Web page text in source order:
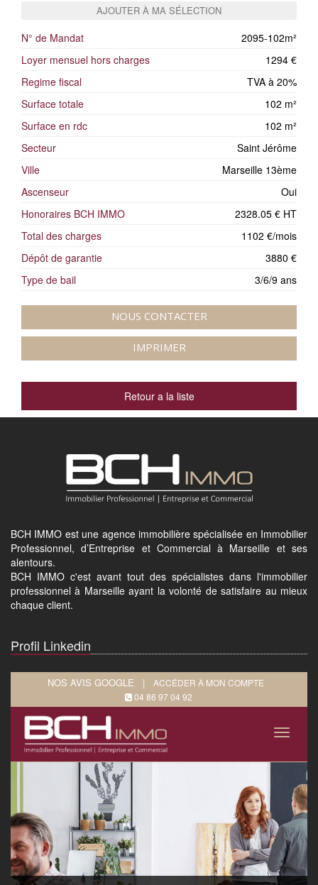
AJOUTER À MA SÉLECTION
N° de Mandat
2095-102m²
Loyer mensuel hors charges
1294 €
Regime fiscal
TVA à 20%
Surface totale
102 m²
Surface en rdc
102 m²
Secteur
Saint Jérôme
Ville
Marseille 13ème
Ascenseur
Oui
Honoraires BCH IMMO
2328.05 € HT
Total des charges
1102 €/mois
Dépôt de garantie
3880 €
Type de bail
3/6/9 ans
NOUS CONTACTER
IMPRIMER
Retour a la liste
BCH IMMO est une agence immobilière spécialisée en Immobilier
Professionnel, d’Entreprise et Commercial à Marseille et ses
alentours.
BCH IMMO c'est avant tout des spécialistes dans l'immobilier
professionnel à Marseille ayant la volonté de satisfaire au mieux
chaque client.
Profil Linkedin